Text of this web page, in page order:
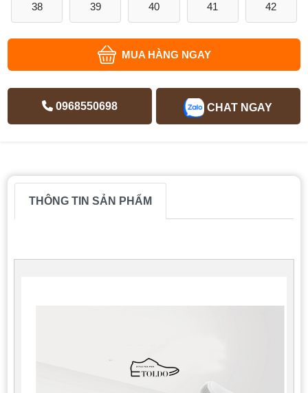
38 39 40 41 42
MUA HÀNG NGAY
0968550698 CHAT NGAY
THÔNG TIN SẢN PHẨM